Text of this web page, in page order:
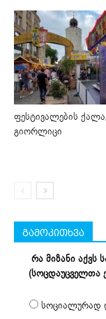
ფესტივალების
გიორლიცი
გამოკითხვა
რა მიზანი აქვს
(სოცდაუცველთა
სოციალურად